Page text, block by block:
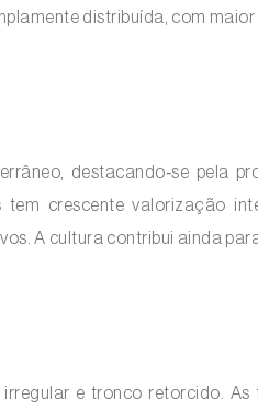
distribuída, com
destacando‑se pela
crescente valorização
A cultura contribui ainda
e tronco retorcido. As